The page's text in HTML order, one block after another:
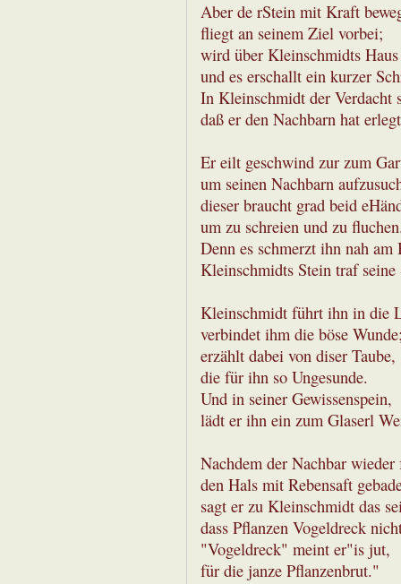
Aber de rStein mit Kraft
fliegt an seinem Ziel vorbei;
wird über Kleinschmidts
und es erschallt ein kurzer
In Kleinschmidt der Verdacht
daß er den Nachbarn hat
Er eilt geschwind zur zum
um seinen Nachbarn
dieser braucht grad beid
um zu schreien und zu
Denn es schmerzt ihn nah am
Kleinschmidts Stein traf
Kleinschmidt führt ihn in die
verbindet ihm die böse
erzählt dabei von diser Taube,
die für ihn so Ungesunde.
Und in seiner Gewissenspein,
lädt er ihn ein zum Glaserl
Nachdem der Nachbar
den Hals mit Rebensaft
sagt er zu Kleinschmidt das
dass Pflanzen Vogeldreck
"Vogeldreck" meint er"is jut,
für die janze Pflanzenbrut."